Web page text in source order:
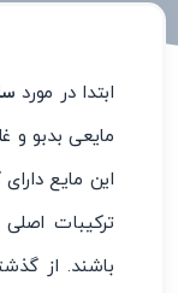
ابتدا در مورد
مایعی بدبو و
این مایع
ترکیبات
باشند. از